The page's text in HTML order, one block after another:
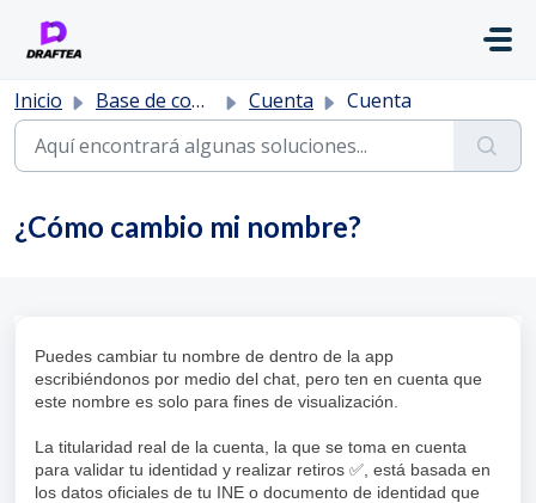
Inicio Base de conocimientos Cuenta Cuenta
¿Cómo cambio mi nombre?
Puedes cambiar tu nombre de dentro de la app
escribiéndonos por medio del chat, pero ten en cuenta que
este nombre es solo para fines de visualización.
La titularidad real de la cuenta, la que se toma en cuenta
para validar tu identidad y realizar retiros ✅, está basada en
los datos oficiales de tu INE o documento de identidad que